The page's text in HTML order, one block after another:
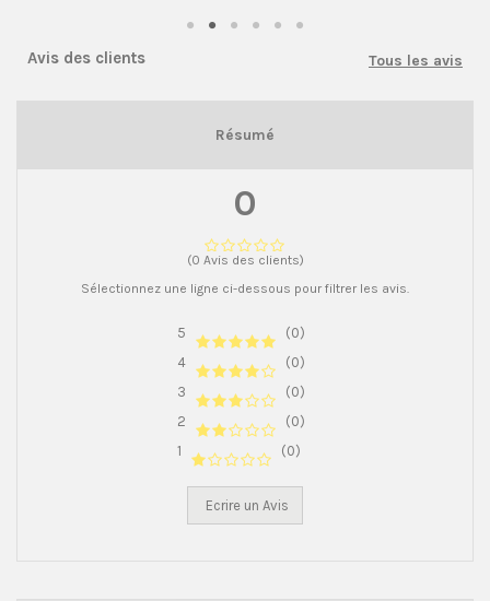
Avis des clients Tous les avis
Résumé
0
(0 Avis des clients)
Sélectionnez une ligne ci-dessous pour filtrer les avis.
5
(0)
4
(0)
3
(0)
2
(0)
1
(0)
Ecrire un Avis